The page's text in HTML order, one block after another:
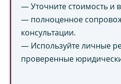
— Уточните стоимость и
— полноценное
консультации.
— Используйте личные
проверенные